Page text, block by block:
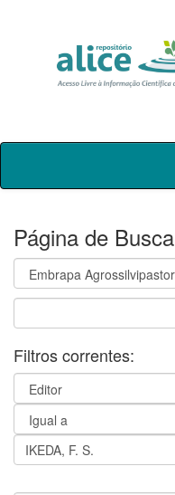
Skip
Página de Busca
Filtros correntes: